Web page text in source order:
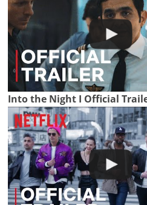
Into the Night I Official